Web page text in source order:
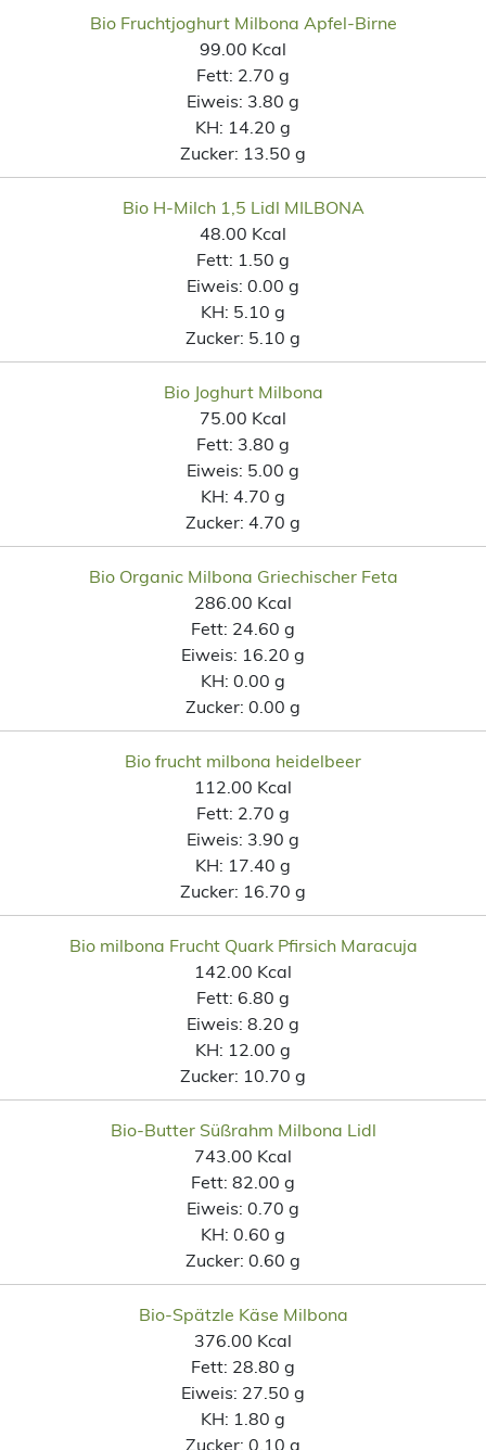
Bio Fruchtjoghurt Milbona Apfel-Birne
99.00 Kcal
Fett: 2.70 g
Eiweis: 3.80 g
KH: 14.20 g
Zucker: 13.50 g
Bio H-Milch 1,5 Lidl MILBONA
48.00 Kcal
Fett: 1.50 g
Eiweis: 0.00 g
KH: 5.10 g
Zucker: 5.10 g
Bio Joghurt Milbona
75.00 Kcal
Fett: 3.80 g
Eiweis: 5.00 g
KH: 4.70 g
Zucker: 4.70 g
Bio Organic Milbona Griechischer Feta
286.00 Kcal
Fett: 24.60 g
Eiweis: 16.20 g
KH: 0.00 g
Zucker: 0.00 g
Bio frucht milbona heidelbeer
112.00 Kcal
Fett: 2.70 g
Eiweis: 3.90 g
KH: 17.40 g
Zucker: 16.70 g
Bio milbona Frucht Quark Pfirsich Maracuja
142.00 Kcal
Fett: 6.80 g
Eiweis: 8.20 g
KH: 12.00 g
Zucker: 10.70 g
Bio-Butter Süßrahm Milbona Lidl
743.00 Kcal
Fett: 82.00 g
Eiweis: 0.70 g
KH: 0.60 g
Zucker: 0.60 g
Bio-Spätzle Käse Milbona
376.00 Kcal
Fett: 28.80 g
Eiweis: 27.50 g
KH: 1.80 g
Zucker: 0.10 g